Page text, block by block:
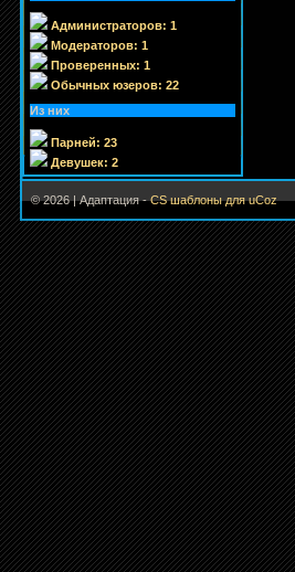
Администраторов: 1
Модераторов: 1
Проверенных: 1
Обычных юзеров: 22
Из них
Парней: 23
Девушек: 2
© 2026 | Адаптация -CS шаблоны для uCoz